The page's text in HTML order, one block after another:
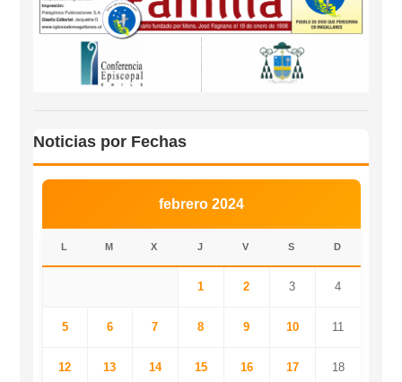
Noticias por Fechas
febrero 2024
L M X J V S D
1 2 3 4
5 6 7 8 9 10 11
12 13 14 15 16 17 18